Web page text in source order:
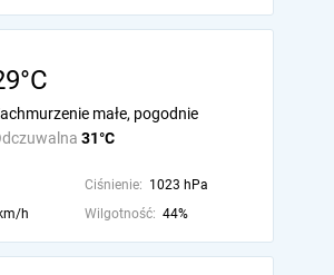
31°C
małe, pogodnie
Ciśnienie: 1023 hPa
h Wilgotność: 44%